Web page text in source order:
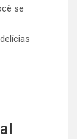
se